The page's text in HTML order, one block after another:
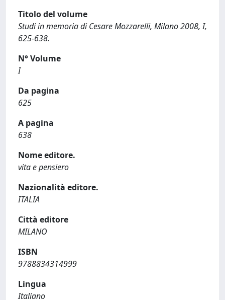
Titolo del volume
Studi in memoria di Cesare Mozzarelli, Milano 2008, I,
625-638.
N° Volume
I
Da pagina
625
A pagina
638
Nome editore.
vita e pensiero
Nazionalità editore.
ITALIA
Città editore
MILANO
ISBN
9788834314999
Lingua
Italiano